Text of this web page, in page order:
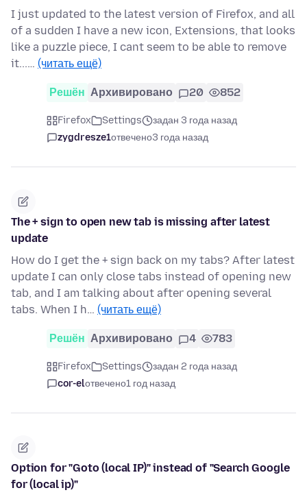
I just updated to the latest version of Firefox, and all
of a sudden I have a new icon, Extensions, that looks
like a puzzle piece, I cant seem to be able to remove
it...… (читать ещё)
Решён Архивировано 20 852
Firefox Settings
задан 3 года назад
zygdresze1отвечено3 года назад
The + sign to open new tab is missing after latest
update
How do I get the + sign back on my tabs? After latest
update I can only close tabs instead of opening new
tab, and I am talking about after opening several
tabs. When I h… (читать ещё)
Решён Архивировано 4 783
Firefox Settings
задан 2 года назад
cor-elотвечено1 год назад
Option for "Goto (local IP)" instead of "Search Google
for (local ip)"